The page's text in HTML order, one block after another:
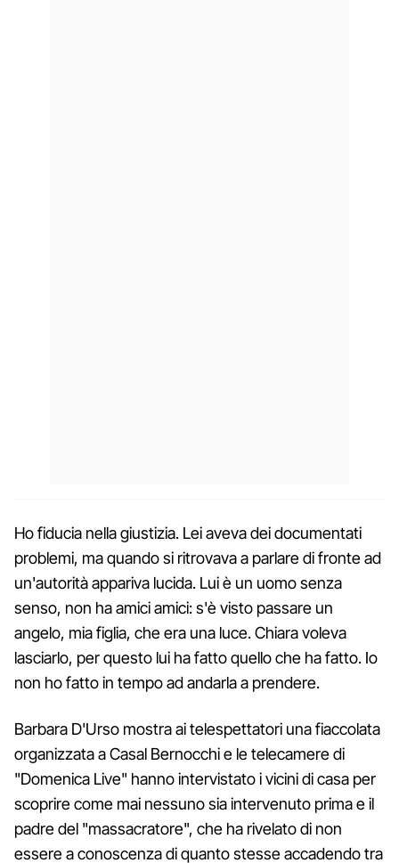
Ho fiducia nella giustizia. Lei aveva dei documentati
problemi, ma quando si ritrovava a parlare di fronte ad
un'autorità appariva lucida. Lui è un uomo senza
senso, non ha amici amici: s'è visto passare un
angelo, mia figlia, che era una luce. Chiara voleva
lasciarlo, per questo lui ha fatto quello che ha fatto. Io
non ho fatto in tempo ad andarla a prendere.
Barbara D'Urso mostra ai telespettatori una fiaccolata
organizzata a Casal Bernocchi e le telecamere di
"Domenica Live" hanno intervistato i vicini di casa per
scoprire come mai nessuno sia intervenuto prima e il
padre del "massacratore", che ha rivelato di non
essere a conoscenza di quanto stesse accadendo tra